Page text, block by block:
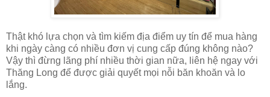
Thật khó lựa chọn và tìm kiếm địa điểm uy tín để mua hàng
khi ngày càng có nhiều đơn vị cung cấp đúng không nào?
Vậy thì đừng lãng phí nhiều thời gian nữa, liên hệ ngay với
Thăng Long để được giải quyết mọi nỗi băn khoăn và lo
lắng.